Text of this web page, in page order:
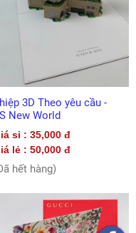
3D Theo yêu cầu -
New World
sỉ : 35,000 đ
lẻ : 50,000 đ
hết hàng)